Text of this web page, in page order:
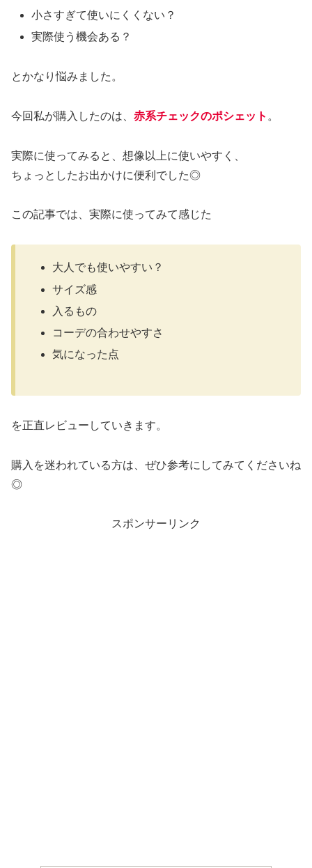
小さすぎて使いにくくない？
実際使う機会ある？
とかなり悩みました。
今回私が購入したのは、 赤系チェックのポシェット 。
実際に使ってみると、想像以上に使いやすく、
ちょっとしたお出かけに便利でした◎
この記事では、実際に使ってみて感じた
大人でも使いやすい？
サイズ感
入るもの
コーデの合わせやすさ
気になった点
を正直レビューしていきます。
購入を迷われている方は、ぜひ参考にしてみてくださいね
◎
スポンサーリンク